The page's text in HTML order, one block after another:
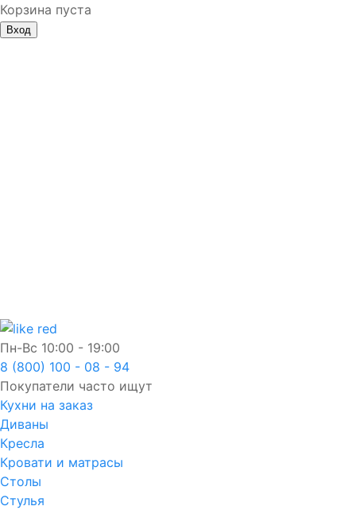
Корзина пуста
Вход
Пн-Вс 10:00 - 19:00
8 (800) 100 - 08 - 94
Покупатели часто ищут
Кухни на заказ
Диваны
Кресла
Кровати и матрасы
Столы
Стулья